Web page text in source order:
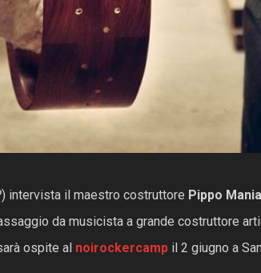
) intervista il maestro costruttore Pippo
da musicista a grande costruttore
ospite al noirockercamp il 2 giugno a